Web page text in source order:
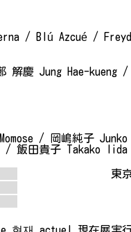
/ Blú Azcué /
解慶 Jung Hae-kueng
/ 岡嶋純子
/ 飯田貴子 Takako
東
현재 actuel 現在展実